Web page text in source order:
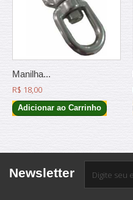
Manilha...
R$ 18,00
Adicionar ao Carrinho
Newsletter